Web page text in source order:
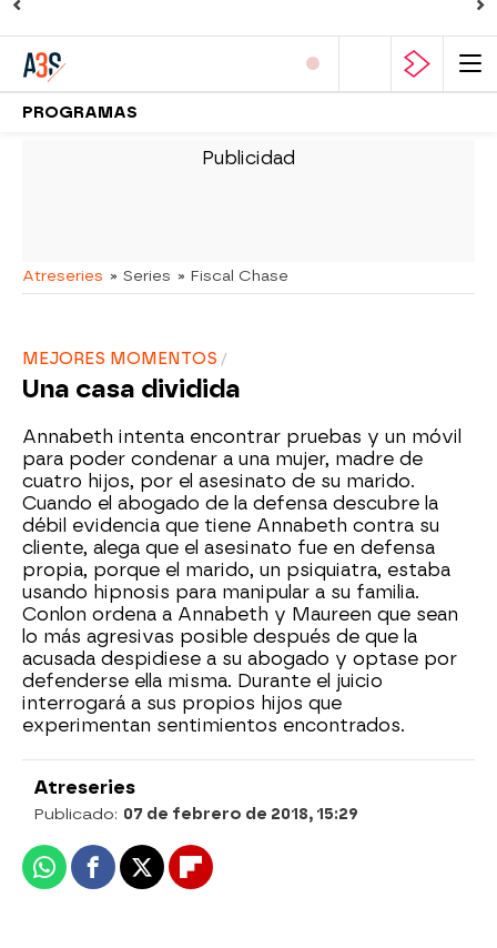
PROGRAMAS
Atreseries » Series » Fiscal Chase
MEJORES MOMENTOS
Una casa dividida
Annabeth intenta encontrar pruebas y un móvil
para poder condenar a una mujer, madre de
cuatro hijos, por el asesinato de su marido.
Cuando el abogado de la defensa descubre la
débil evidencia que tiene Annabeth contra su
cliente, alega que el asesinato fue en defensa
propia, porque el marido, un psiquiatra, estaba
usando hipnosis para manipular a su familia.
Conlon ordena a Annabeth y Maureen que sean
lo más agresivas posible después de que la
acusada despidiese a su abogado y optase por
defenderse ella misma. Durante el juicio
interrogará a sus propios hijos que
experimentan sentimientos encontrados.
Atreseries
Publicado: 07 de febrero de 2018, 15:29
WhatsappFacebook
X Flipboard